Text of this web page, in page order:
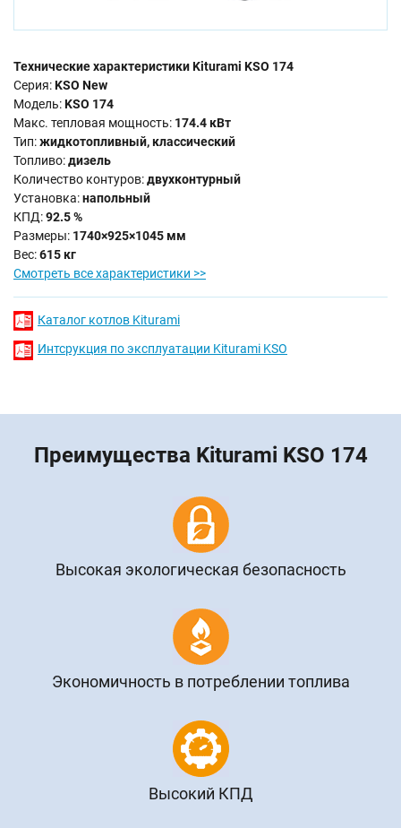
Технические характеристики Kiturami KSO 174
Серия:KSO New
Модель:KSO 174
Макс. тепловая мощность: 174.4 кВт
Тип:жидкотопливный, классический
Топливо:дизель
Количество контуров:двухконтурный
Установка:напольный
КПД:92.5 %
Размеры: 1740×925×1045 мм
Вес:615 кг
Смотреть все характеристики >>
Каталог котлов Kiturami
Интсрукция по эксплуатации Kiturami KSO
Преимущества Kiturami KSO 174
Высокая экологическая безопасность
Экономичность в потреблении топлива
Высокий КПД